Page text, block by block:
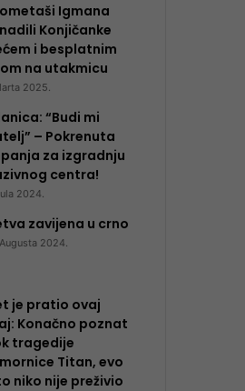
Igmana
Konjičanke
i besplatnim
na utakmicu
2025.
“Budi mi
– Pokrenuta
za izgradnju
centra!
2024.
zavijena u crno
2024.
je pratio ovaj
Konačno poznat
tragedije
Titan, evo
niko nije preživio